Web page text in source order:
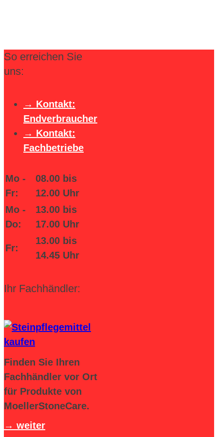
So erreichen Sie
uns:
Kontakt:
Endverbraucher
Kontakt:
Fachbetriebe
Mo -
Fr:
08.00 bis
12.00 Uhr
Mo -
Do:
13.00 bis
17.00 Uhr
Fr:
13.00 bis
14.45 Uhr
Ihr Fachhändler:
Finden Sie Ihren
Fachhändler vor Ort
für Produkte von
MoellerStoneCare.
weiter